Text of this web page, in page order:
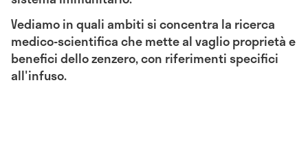
Vediamo in quali ambiti si concentra la ricerca
medico-scientifica che mette al vaglio proprietà e
benefici dello zenzero, con riferimenti specifici
all'infuso.